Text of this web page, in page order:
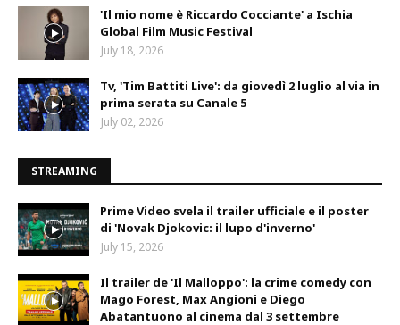
'Il mio nome è Riccardo Cocciante' a Ischia
Global Film Music Festival
July 18, 2026
Tv, 'Tim Battiti Live': da giovedì 2 luglio al via in
prima serata su Canale 5
July 02, 2026
STREAMING
Prime Video svela il trailer ufficiale e il poster
di 'Novak Djokovic: il lupo d'inverno'
July 15, 2026
Il trailer de 'Il Malloppo': la crime comedy con
Mago Forest, Max Angioni e Diego
Abatantuono al cinema dal 3 settembre